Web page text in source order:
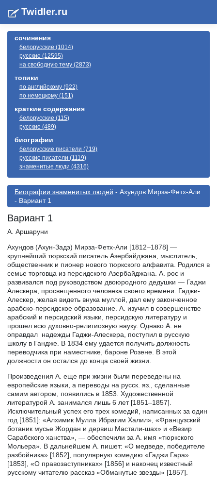
Twidler.ru
сочинения
белорусские (1014)
русские (12595)
на свободную тему (2873)
топики
по английскому (922)
по немецкому (151)
краткие содержания
белорусские (115)
русские (489)
биографии
белорусские писатели (719)
русские писатели (1119)
знаменитые люди (4316)
Биографии знаменитых людей - Ахундов Мирза-Фетх-Али
- Вариант 1
Вариант 1
А. Аршаруни
Ахундов (Ахун-Задэ) Мирза-Фетх-Али [1812–1878] —
крупнейший тюркский писатель Азербайджана, мыслитель,
общественник и пионер нового тюркского алфавита. Родился в
семье торговца из персидского Азербайджана. А. рос и
развивался под руководством двоюродного дедушки — Гаджи
Алескера, просвещенного человека своего времени. Гаджи-
Алескер, желая видеть внука муллой, дал ему законченное
арабско-персидское образование. А. изучил в совершенстве
арабский и персидский языки, персидскую литературу и
прошел всю духовно-религиозную науку. Однако А. не
оправдал надежды Гаджи-Алескера, поступил в русскую
школу в Гандже. В 1834 ему удается получить должность
переводчика при наместнике, бароне Розене. В этой
должности он остался до конца своей жизни.
Произведения А. еще при жизни были переведены на
европейские языки, а переводы на русск. яз., сделанные
самим автором, появились в 1853. Художественной
литературой А. занимался лишь 6 лет [1851–1857].
Исключительный успех его трех комедий, написанных за один
год [1851]: «Алхимик Мулла Ибрагим Халил», «Французский
ботаник мусье Жордан и дервиш Мастали-шах» и «Везир
Сарабского ханства», — обеспечили за А. имя «тюркского
Мольера». В дальнейшем А. пишет: «О медведе, победителе
разбойника» [1852], популярную комедию «Гаджи Гара»
[1853], «О правозаступниках» [1856] и наконец известный
русскому читателю рассказ «Обманутые звезды» [1857].